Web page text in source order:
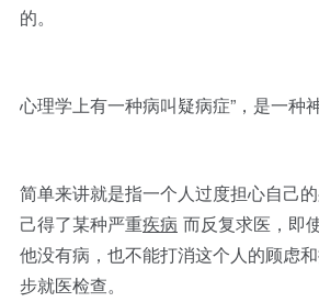
的。
心理学上有一种病叫疑病症”，是一种神
简单来讲就是指一个人过度担心自己
己得了某种严重疾病 而反复求医，即
他没有病，也不能打消这个人的顾虑
步就医检查。